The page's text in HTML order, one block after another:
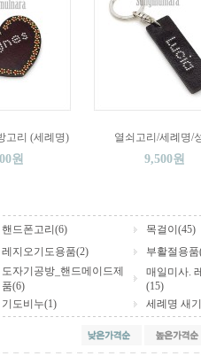
고리 (세례명)
원
열쇠고리/세례명/
9,500원
핸드폰고리(6)
목걸이(45)
레지오기도용품(2) 부활절용품
도자기공방_핸드메이드제
품(6)
매일미사.
(15)
기도비누(1) 세례명 새